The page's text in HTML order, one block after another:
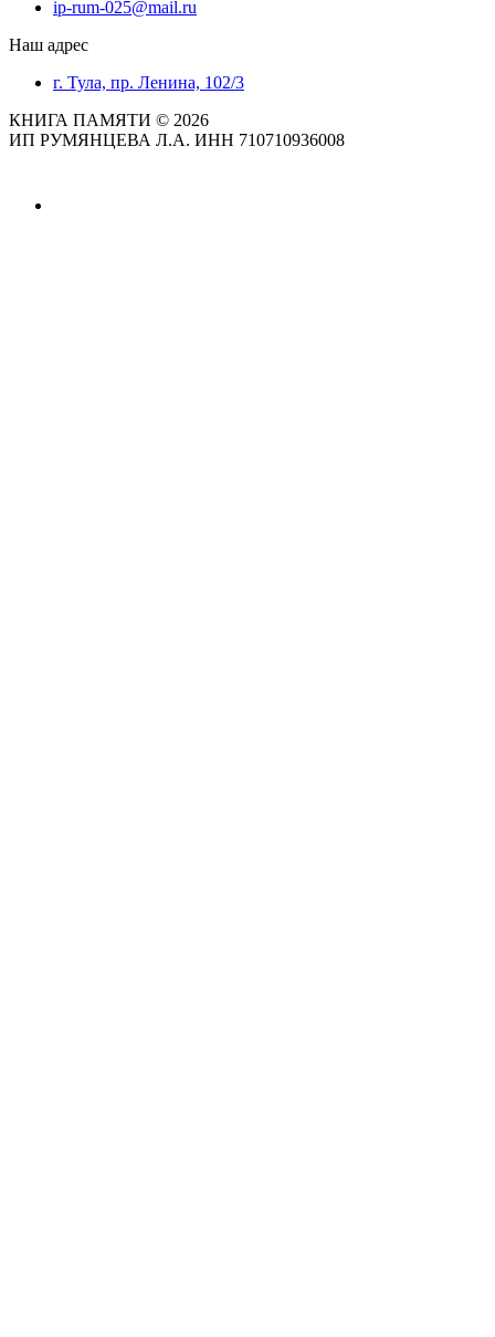
ip-rum-025@mail.ru
Наш адрес
г. Тула, пр. Ленина, 102/3
КНИГА ПАМЯТИ © 2026
ИП РУМЯНЦЕВА Л.А. ИНН 710710936008